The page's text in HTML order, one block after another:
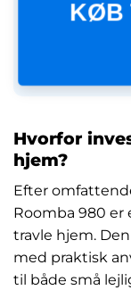
KØB
Hvorfor
hjem?
Efter
Roomba 980 er
travle hjem.
med praktisk
til både små